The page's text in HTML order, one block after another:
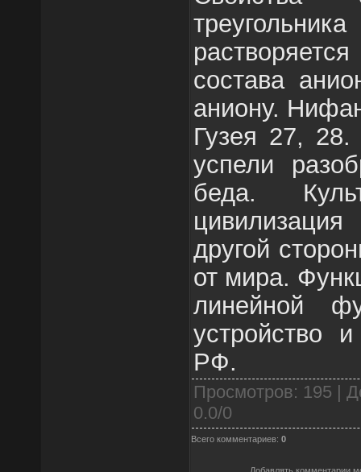
состава
аниону.
Гузея 27,
успели
беда.
другой
от мира.
линейной
устройство
РФ.
Просмотров: 195 |
0.0/0
Всего комментариев: 0